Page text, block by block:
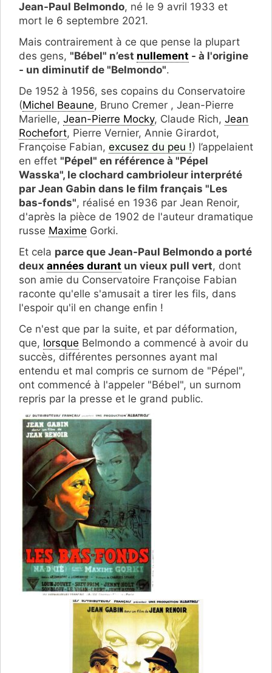
Jean-Paul Belmondo, né le 9 avril 1933 et
mort le 6 septembre 2021.
Mais contrairement à ce que pense la plupart
des gens, "Bébel" n’est nullement - à l'origine
- un diminutif de "Belmondo".
De 1952 à 1956, ses copains du Conservatoire
(Michel Beaune, Bruno Cremer , Jean-Pierre
Marielle, Jean-Pierre Mocky, Claude Rich, Jean
Rochefort, Pierre Vernier, Annie Girardot,
Françoise Fabian, excusez du peu !) l’appelaient
en effet "Pépel" en référence à "Pépel
Wasska", le clochard cambrioleur interprété
par Jean Gabin dans le film français "Les
bas-fonds", réalisé en 1936 par Jean Renoir,
d'après la pièce de 1902 de l'auteur dramatique
russe Maxime Gorki.
Et cela parce que Jean-Paul Belmondo a porté
deux années durant un vieux pull vert, dont
son amie du Conservatoire Françoise Fabian
raconte qu'elle s'amusait a tirer les fils, dans
l'espoir qu'il en change enfin !
Ce n'est que par la suite, et par déformation,
que, lorsque Belmondo a commencé à avoir du
succès, différentes personnes ayant mal
entendu et mal compris ce surnom de "Pépel",
ont commencé à l'appeler "Bébel", un surnom
repris par la presse et le grand public.